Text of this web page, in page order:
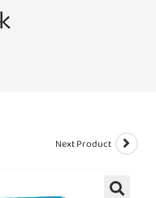
Next Product